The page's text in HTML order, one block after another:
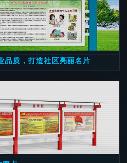
品质，打造社区亮丽名片